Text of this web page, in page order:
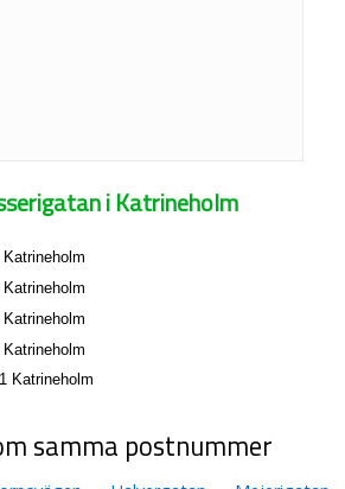
i Katrineholm
Katrineholm
samma postnummer